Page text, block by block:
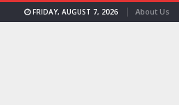
FRIDAY, AUGUST 7, 2026 About Us